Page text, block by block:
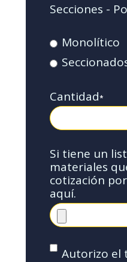
Secciones -
Monolítico
Cantidad*
Si tiene un
materiales
cotización
aquí.
Autorizo el